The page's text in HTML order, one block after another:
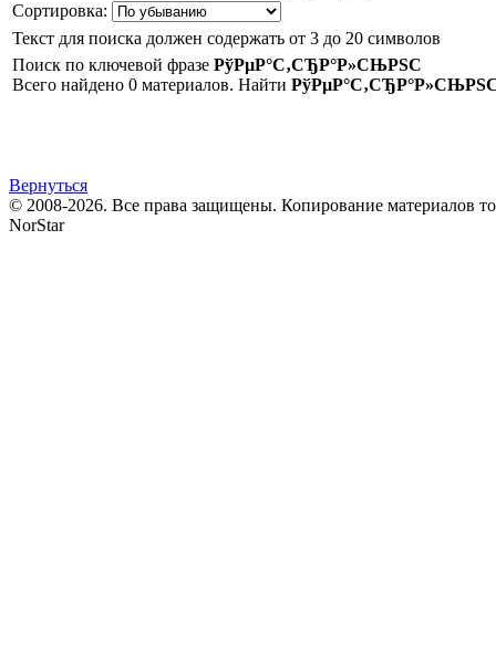
Сортировка:
Текст для поиска должен содержать от 3 до 20 символов
Поиск по ключевой фразе РўРµР°С‚СЂР°Р»СЊРЅС
Всего найдено 0 материалов. Найти
Вернуться
© 2008-2026. Все права защищены. Копирование материалов
NorStar